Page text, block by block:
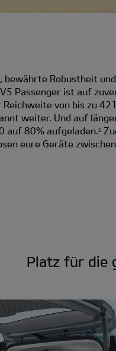
Robustheit
Passenger ist auf
von bis zu
weiter. Und auf
auf 80% aufgeladen.2
eure Geräte
Platz für die